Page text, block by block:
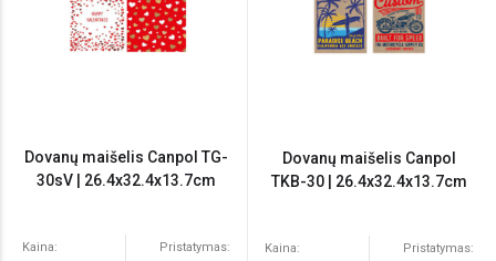
Dovanų maišelis Canpol TG-
30sV | 26.4x32.4x13.7cm
Kaina: Pristatymas:
Dovanų maišelis Canpol
TKB-30 | 26.4x32.4x13.7cm
Kaina: Pristatymas: